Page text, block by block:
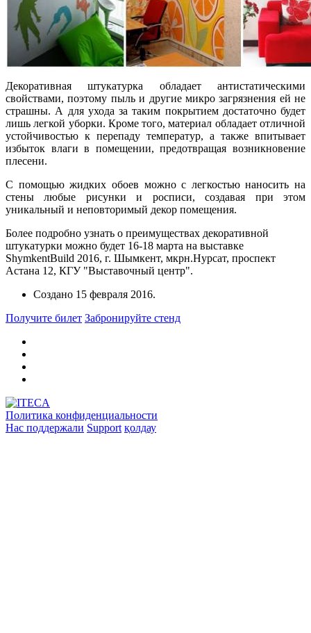
Декоративная штукатурка обладает антистатическими
свойствами, поэтому пыль и другие микро загрязнения ей не
страшны. А для ухода за таким покрытием достаточно будет
лишь легкой уборки. Кроме того, материал обладает отличной
устойчивостью к перепаду температур, а также впитывает
избыток влаги в помещении, предотвращая возникновение
плесени.
С помощью жидких обоев можно с легкостью наносить на
стены любые рисунки и росписи, создавая при этом
уникальный и неповторимый декор помещения.
Более подробно узнать о преимуществах декоративной
штукатурки можно будет 16-18 марта на выставке
ShymkentBuild 2016, г. Шымкент, мкрн.Нурсат, проспект
Астана 12, КГУ "Выставочный центр".
Создано 15 февраля 2016.
Получите билет Забронируйте стенд
Политика конфиденциальности
Нас поддержали Support қолдау